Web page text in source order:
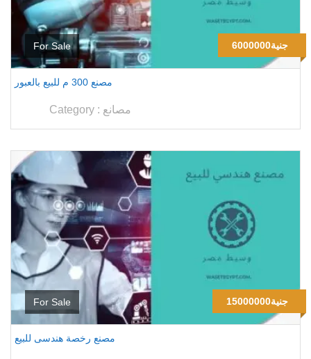
For Sale 6000000جنية
مصنع 300 م للبيع بالعبور
Category : مصانع
For Sale 15000000جنية
مصنع رخصة هندسى للبيع